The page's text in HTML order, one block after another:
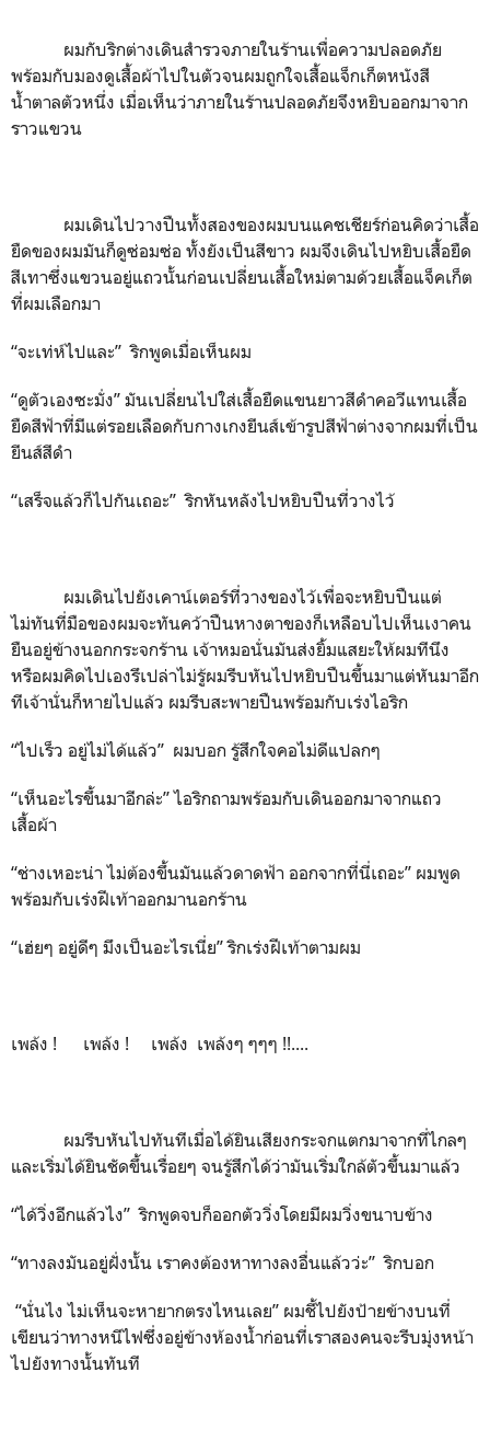
ผมกับริกต่างเดินสำรวจภายในร้านเพื่อความปลอดภัย
พร้อมกับมองดูเสื้อผ้าไปในตัวจนผมถูกใจเสื้อแจ็กเก็ตหนังสี
น้ำตาลตัวหนึ่ง เมื่อเห็นว่าภายในร้านปลอดภัยจึงหยิบออกมาจาก
ราวแขวน
ผมเดินไปวางปืนทั้งสองของผมบนแคชเชียร์ก่อนคิดว่าเสื้อ
ยืดของผมมันก็ดูซ่อมซ่อ ทั้งยังเป็นสีขาว ผมจึงเดินไปหยิบเสื้อยืด
สีเทาซึ่งแขวนอยู่แถวนั้นก่อนเปลี่ยนเสื้อใหม่ตามด้วยเสื้อแจ็คเก็ต
ที่ผมเลือกมา
“จะเท่ห์ไปและ” ริกพูดเมื่อเห็นผม
“ดูตัวเองซะมั่ง” มันเปลี่ยนไปใส่เสื้อยืดแขนยาวสีดำคอวีแทนเสื้อ
ยืดสีฟ้าที่มีแต่รอยเลือดกับกางเกงยีนส์เข้ารูปสีฟ้าต่างจากผมที่เป็น
ยีนส์สีดำ
“เสร็จแล้วก็ไปกันเถอะ” ริกหันหลังไปหยิบปืนที่วางไว้
ผมเดินไปยังเคาน์เตอร์ที่วางของไว้เพื่อจะหยิบปืนแต่
ไม่ทันที่มือของผมจะทันคว้าปืนหางตาของก็เหลือบไปเห็นเงาคน
ยืนอยู่ข้างนอกกระจกร้าน เจ้าหมอนั่นมันส่งยิ้มแสยะให้ผมทีนึง
หรือผมคิดไปเองรึเปล่าไม่รู้ผมรีบหันไปหยิบปืนขึ้นมาแต่หันมาอีก
ทีเจ้านั่นก็หายไปแล้ว ผมรีบสะพายปืนพร้อมกับเร่งไอริก
“ไปเร็ว อยู่ไม่ได้แล้ว” ผมบอก รู้สึกใจคอไม่ดีแปลกๆ
“เห็นอะไรขึ้นมาอีกล่ะ” ไอริกถามพร้อมกับเดินออกมาจากแถว
เสื้อผ้า
“ช่างเหอะน่า ไม่ต้องขึ้นมันแล้วดาดฟ้า ออกจากที่นี่เถอะ” ผมพูด
พร้อมกับเร่งฝีเท้าออกมานอกร้าน
“เฮ่ยๆ อยู่ดีๆ มึงเป็นอะไรเนี่ย” ริกเร่งฝีเท้าตามผม
เพล้ง ! เพล้ง ! เพล้ง เพล้งๆ ๆๆๆ !!....
ผมรีบหันไปทันทีเมื่อได้ยินเสียงกระจกแตกมาจากที่ไกลๆ
และเริ่มได้ยินชัดขึ้นเรื่อยๆ จนรู้สึกได้ว่ามันเริ่มใกล้ตัวขึ้นมาแล้ว
“ได้วิ่งอีกแล้วไง” ริกพูดจบก็ออกตัววิ่งโดยมีผมวิ่งขนาบข้าง
“ทางลงมันอยู่ฝั่งนั้น เราคงต้องหาทางลงอื่นแล้วว่ะ” ริกบอก
“นั่นไง ไม่เห็นจะหายากตรงไหนเลย” ผมชี้ไปยังป้ายข้างบนที่
เขียนว่าทางหนีไฟซึ่งอยู่ข้างห้องน้ำก่อนที่เราสองคนจะรีบมุ่งหน้า
ไปยังทางนั้นทันที